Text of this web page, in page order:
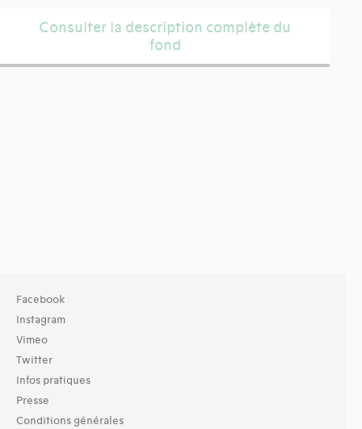
Consulter la description complète du
fond
Facebook
Instagram
Vimeo
Twitter
Infos pratiques
Presse
Conditions générales